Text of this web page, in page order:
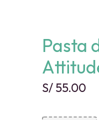
Pasta
S/ 55.00